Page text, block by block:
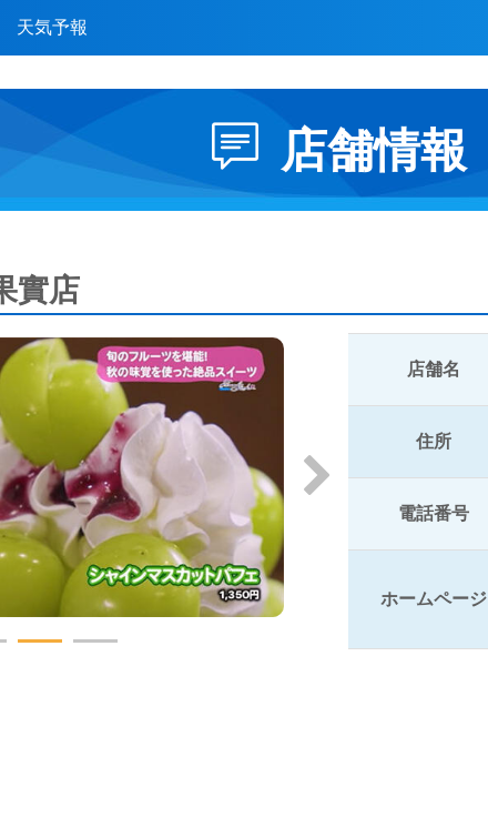
天気予報
店舗情報
實店
店舗名
住所
電話番号
ホームページ